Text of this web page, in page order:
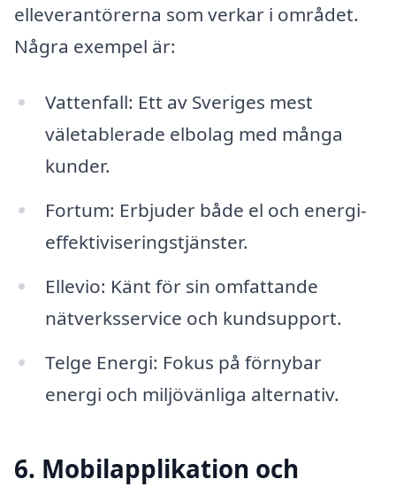
elleverantörerna som verkar i området.
Några exempel är:
Vattenfall: Ett av Sveriges mest
väletablerade elbolag med många
kunder.
Fortum: Erbjuder både el och energi-
effektiviseringstjänster.
Ellevio: Känt för sin omfattande
nätverksservice och kundsupport.
Telge Energi: Fokus på förnybar
energi och miljövänliga alternativ.
6. Mobilapplikation och